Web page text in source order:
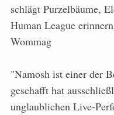
schlägt Purzelbäume,
Human League
Wommag
"Namosh ist einer der
geschafft hat
unglaublichen Live-